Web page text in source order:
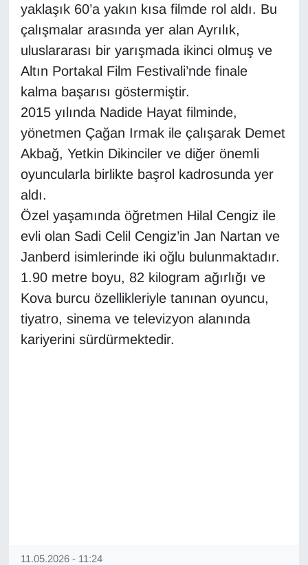
yaklaşık 60’a yakın kısa filmde rol aldı. Bu
çalışmalar arasında yer alan Ayrılık,
uluslararası bir yarışmada ikinci olmuş ve
Altın Portakal Film Festivali’nde finale
kalma başarısı göstermiştir.
2015 yılında Nadide Hayat filminde,
yönetmen Çağan Irmak ile çalışarak Demet
Akbağ, Yetkin Dikinciler ve diğer önemli
oyuncularla birlikte başrol kadrosunda yer
aldı.
Özel yaşamında öğretmen Hilal Cengiz ile
evli olan Sadi Celil Cengiz’in Jan Nartan ve
Janberd isimlerinde iki oğlu bulunmaktadır.
1.90 metre boyu, 82 kilogram ağırlığı ve
Kova burcu özellikleriyle tanınan oyuncu,
tiyatro, sinema ve televizyon alanında
kariyerini sürdürmektedir.
11.05.2026 - 11:24
ONE EKONOMİ
POLİTİKA
Resmi İlanlar
RÖPORTAJ
SAĞLIK
Sinema - TV
SİYASET
SPOR
TEBRİK